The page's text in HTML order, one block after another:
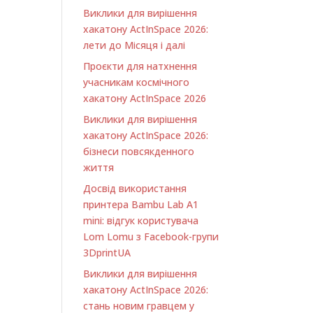
Виклики для вирішення
хакатону ActInSpace 2026:
лети до Місяця і далі
Проєкти для натхнення
учасникам космічного
хакатону ActInSpace 2026
Виклики для вирішення
хакатону ActInSpace 2026:
бізнеси повсякденного
життя
Досвід використання
принтера Bambu Lab A1
minі: відгук користувача
Lom Lomu з Facebook-групи
3DprintUA
Виклики для вирішення
хакатону ActInSpace 2026:
стань новим гравцем у